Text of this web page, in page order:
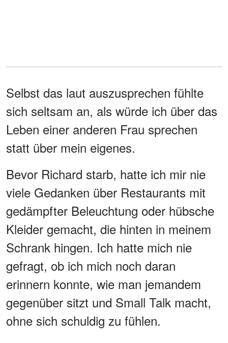
Selbst das laut auszusprechen fühlte
sich seltsam an, als würde ich über das
Leben einer anderen Frau sprechen
statt über mein eigenes.
Bevor Richard starb, hatte ich mir nie
viele Gedanken über Restaurants mit
gedämpfter Beleuchtung oder hübsche
Kleider gemacht, die hinten in meinem
Schrank hingen. Ich hatte mich nie
gefragt, ob ich mich noch daran
erinnern konnte, wie man jemandem
gegenüber sitzt und Small Talk macht,
ohne sich schuldig zu fühlen.